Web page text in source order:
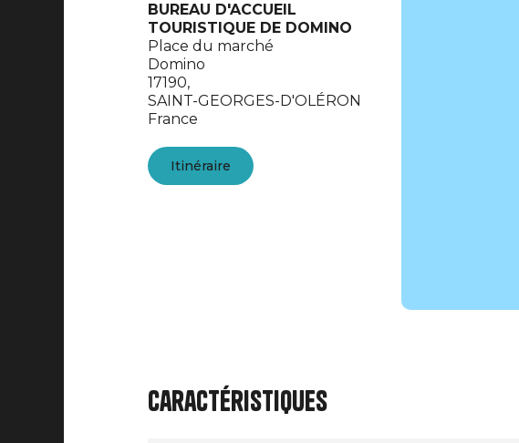
BUREAU D'ACCUEIL
TOURISTIQUE DE DOMINO
Place du marché
Domino
17190,
SAINT-GEORGES-D'OLÉRON
France
Itinéraire
Caractéristiques